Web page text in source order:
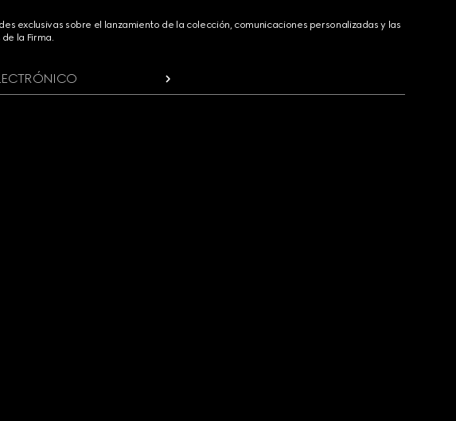
exclusivas sobre el lanzamiento de la colección, comunicaciones personalizadas y las
la Firma.